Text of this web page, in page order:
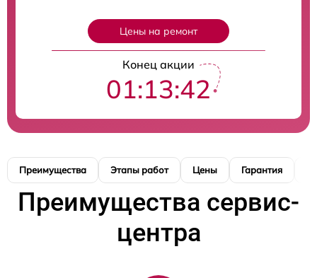
Цены на ремонт
Конец акции
01:13:41
Преимущества Этапы работ Цены Гарантия
Преимущества сервис-
центра